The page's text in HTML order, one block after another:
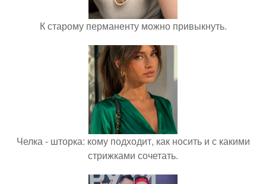
К старому перманенту можно привыкнуть.
Челка - шторка: кому подходит, как носить и с какими
стрижками сочетать.